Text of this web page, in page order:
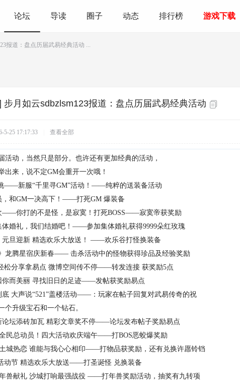
论坛 导读 圈子 动态 排行榜 游戏下载
报道：盘点历届武易经典活动 ...
步月如云sdbzlsm123报道：盘点历届武易经典活动
5-25 17:17:33 查看全部
活动，当然只是部分。也许还有更加经典的活动，
出来，说不定GM会重开一次哦！
——新服“千里寻GM”活动！ ——纯粹的送装备活动
，和GM一决高下！ ——打死GM 爆装备
——你打的不是怪，是寂寞！打死BOSS——寂寞帝获奖励
婚礼，我们结婚吧！ ——参加集体婚礼获得9999朵红玫瑰
元旦迎新 精选欢乐大放送！ ——欢乐谷打怪换装备
龙腾星宿庆新春—— 击杀活动中的怪物获得珍品及经验奖励
松分享拿易点 微博空间传不停——转发连接 获奖励5点
你而美丽 寻找旧日的足迹——发帖获奖励易点
底 大声说“521”盖楼活动—— ：玩家在帖子回复对武易传奇的祝
个升级宝石和一个钻石。
论坛添砖加瓦 精彩文章奖不停——论坛发布帖子奖励易点
民总动员！四大活动欢庆端午——打BOS恶蛟爆奖励
土城热恋 谁能与我心心相印——打物品获奖励，还有兑换许愿铃铛
动节 精选欢乐大放送——打圣诞怪 兑换装备
兽献礼 沙城打响最强战役 ——打年兽奖励活动，抽奖有九转项